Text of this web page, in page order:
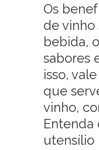
Os
de vinho
bebida,
sabores
isso,
que
vinho,
Entenda
utensílio